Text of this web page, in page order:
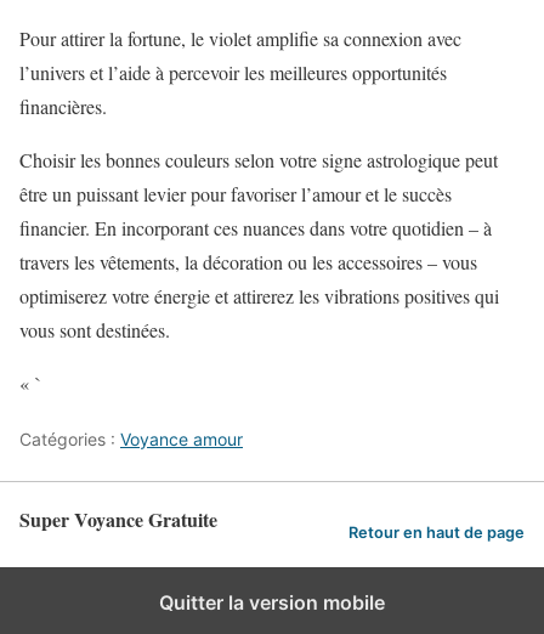
Pour attirer la fortune, le violet amplifie sa connexion avec
l’univers et l’aide à percevoir les meilleures opportunités
financières.
Choisir les bonnes couleurs selon votre signe astrologique peut
être un puissant levier pour favoriser l’amour et le succès
financier. En incorporant ces nuances dans votre quotidien – à
travers les vêtements, la décoration ou les accessoires – vous
optimiserez votre énergie et attirerez les vibrations positives qui
vous sont destinées.
« `
Catégories : Voyance amour
Super Voyance Gratuite Retour en haut de page
Quitter la version mobile